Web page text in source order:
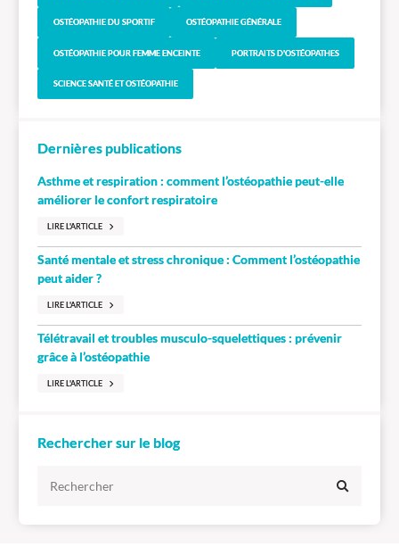
OSTÉOPATHIE DU SPORTIF OSTÉOPATHIE GÉNÉRALE
OSTÉOPATHIE POUR FEMME ENCEINTE PORTRAITS D'OSTÉOPATHES
SCIENCE SANTÉ ET OSTÉOPATHIE
Dernières publications
Asthme et respiration : comment l’ostéopathie peut-elle
améliorer le confort respiratoire
LIRE L'ARTICLE
Santé mentale et stress chronique : Comment l’ostéopathie
peut aider ?
LIRE L'ARTICLE
Télétravail et troubles musculo-squelettiques : prévenir
grâce à l’ostéopathie
LIRE L'ARTICLE
Rechercher sur le blog